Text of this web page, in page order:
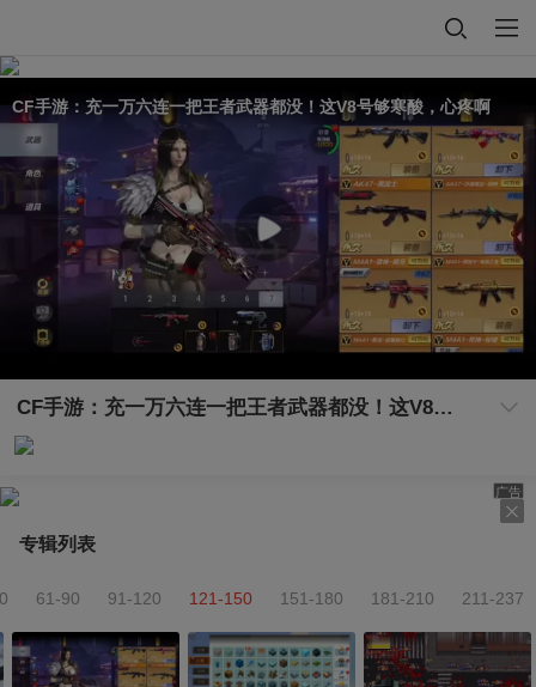
CF手游：充一万六连一把王者武器都没！这V8号够寒酸，心疼啊
CF手游：充一万六连一把王者武器都没！这V8号够寒酸，心疼啊
广告
专辑列表
61-90 91-120 121-150 151-180 181-210 211-237